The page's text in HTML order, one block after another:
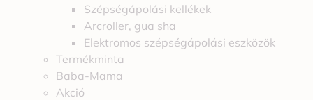
Szépségápolási kellékek
Arcroller, gua sha
Elektromos szépségápolási eszközök
Termékminta
Baba-Mama
Akció